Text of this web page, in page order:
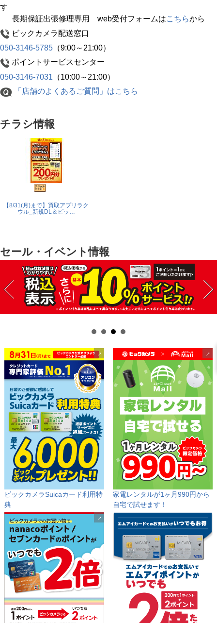
す
長期保証出張修理専用 web受付フォームはこちらから
ビックカメラ配送窓口
050-3146-5785 （9:00～21:00）
ポイントサービスセンター
050-3146-7031 （10:00～21:00）
「店舗のよくあるご質問」はこちら
チラシ情報
【8/31(月)まで】買取アプリラク
ウル_新規DL＆ビッ…
セール・イベント情報
ビックカメラSuicaカード利用特
典
家電レンタルが1ヶ月990円から
自宅で試せます！